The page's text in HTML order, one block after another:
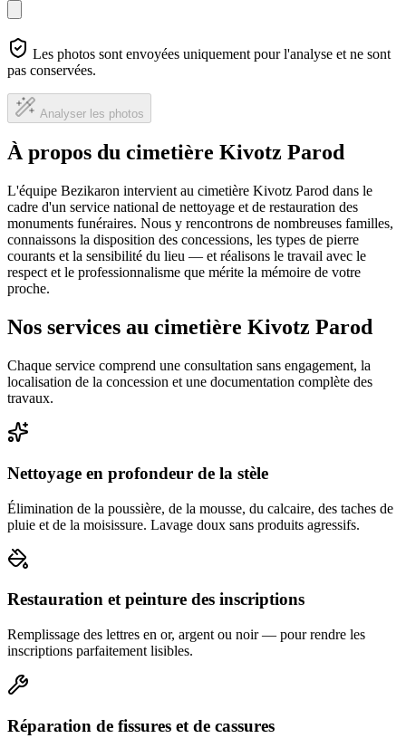
Les photos sont envoyées uniquement pour l'analyse et ne sont
pas conservées.
Analyser les photos
À propos du cimetière Kivotz Parod
L'équipe Bezikaron intervient au cimetière Kivotz Parod dans le
cadre d'un service national de nettoyage et de restauration des
monuments funéraires. Nous y rencontrons de nombreuses familles,
connaissons la disposition des concessions, les types de pierre
courants et la sensibilité du lieu — et réalisons le travail avec le
respect et le professionnalisme que mérite la mémoire de votre
proche.
Nos services au cimetière Kivotz Parod
Chaque service comprend une consultation sans engagement, la
localisation de la concession et une documentation complète des
travaux.
Nettoyage en profondeur de la stèle
Élimination de la poussière, de la mousse, du calcaire, des taches de
pluie et de la moisissure. Lavage doux sans produits agressifs.
Restauration et peinture des inscriptions
Remplissage des lettres en or, argent ou noir — pour rendre les
inscriptions parfaitement lisibles.
Réparation de fissures et de cassures